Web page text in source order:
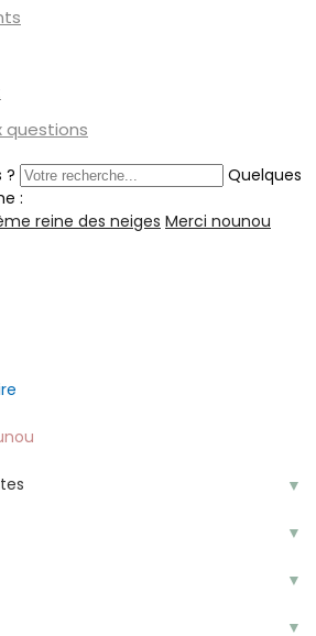
questions
?
Quelques
:
reine des neiges Merci nounou
▼
▼
▼
▼